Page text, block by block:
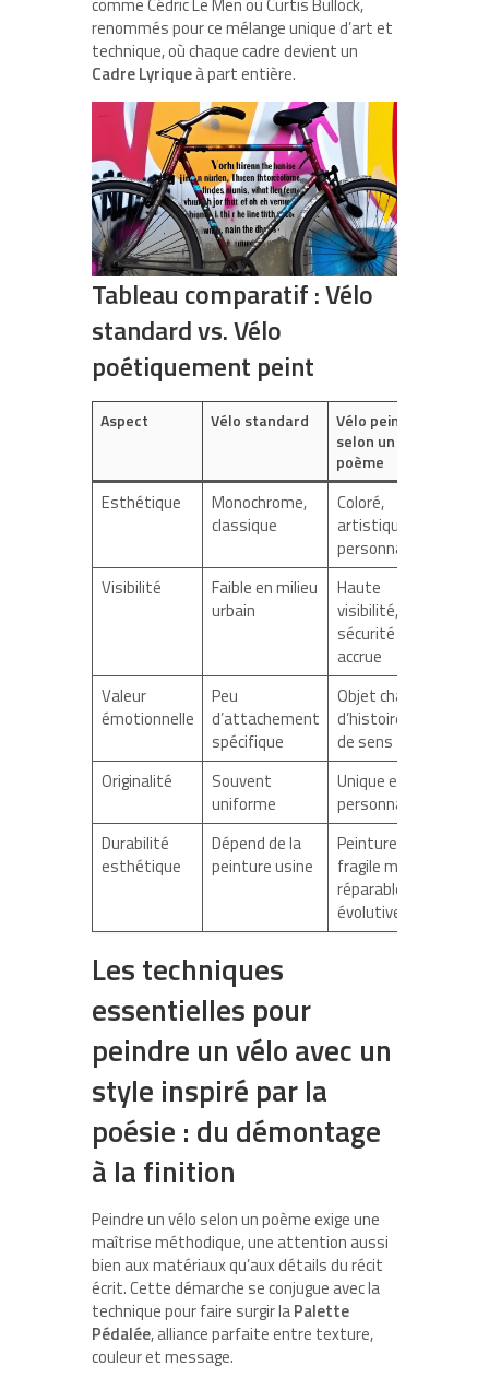
renommés pour ce mélange unique d’art et
technique, où chaque cadre devient un
Cadre Lyriqueà part entière.
Tableau comparatif : Vélo
standard vs. Vélo
poétiquement peint
Aspect Vélo standard
Vélo peint
selon un
poème
Esthétique
Monochrome,
classique
Coloré,
artistique,
personnalisé
Visibilité
Faible en milieu
urbain
Haute
visibilité,
sécurité
accrue
Valeur
émotionnelle
Peu
d’attachement
spécifique
Objet chargé
d’histoire et
de sens
Originalité
Souvent
uniforme
Unique et
personnalisé
Durabilité
esthétique
Dépend de la
peinture usine
Peinture
fragile mais
réparable et
évolutive
Les techniques
essentielles pour
peindre un vélo avec un
style inspiré par la
poésie : du démontage
à la finition
Peindre un vélo selon un poème exige une
maîtrise méthodique, une attention aussi
bien aux matériaux qu’aux détails du récit
écrit. Cette démarche se conjugue avec la
technique pour faire surgir laPalette
Pédalée, alliance parfaite entre texture,
couleur et message.